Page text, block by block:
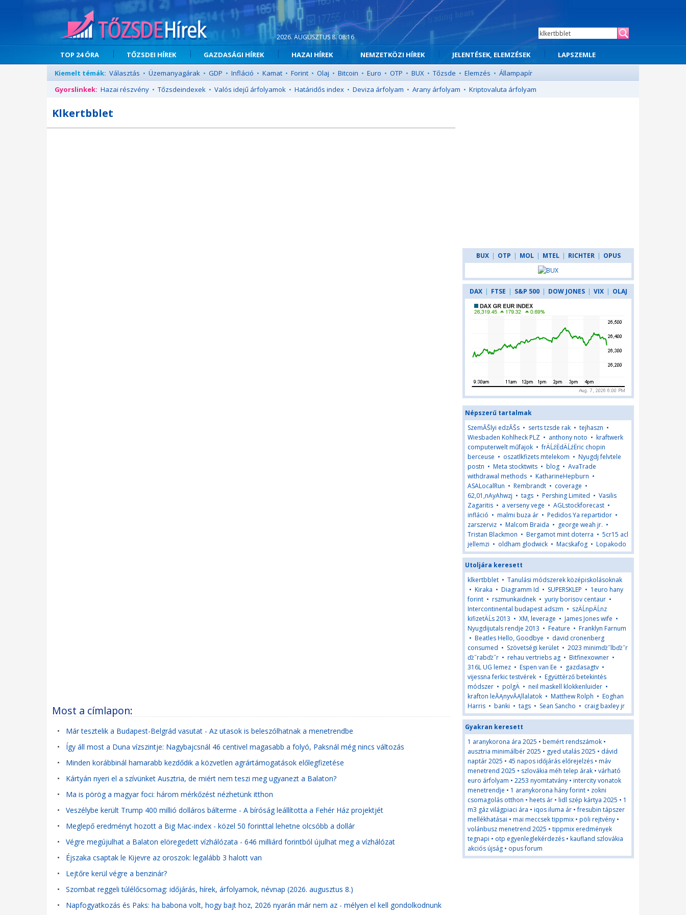
2026. AUGUSZTUS 8. 08:16
TOP 24 ÓRA TŐZSDEI HÍREK GAZDASÁGI HÍREK HAZAI HÍREK NEMZETKÖZI HÍREK JELENTÉSEK, ELEMZÉSEK
LAPSZEMLE
Kiemelt témák: Választás • Üzemanyagárak • GDP • Infláció • Kamat • Forint • Olaj • Bitcoin • Euro • OTP • BUX • Tőzsde • Elemzés • Állampapír
Gyorslinkek: Hazai részvény • Tőzsdeindexek • Valós idejű árfolyamok • Határidős index • Deviza árfolyam • Arany árfolyam • Kriptovaluta árfolyam
Klkertbblet
Most a címlapon:
• Már tesztelik a Budapest-Belgrád vasutat - Az utasok is beleszólhatnak a menetrendbe
• Így áll most a Duna vízszintje: Nagybajcsnál 46 centivel magasabb a folyó, Paksnál még nincs változás
• Minden korábbinál hamarabb kezdődik a közvetlen agrártámogatások előlegfizetése
• Kártyán nyeri el a szívünket Ausztria, de miért nem teszi meg ugyanezt a Balaton?
• Ma is pörög a magyar foci: három mérkőzést nézhetünk itthon
• Veszélybe került Trump 400 millió dolláros bálterme - A bíróság leállította a Fehér Ház projektjét
• Meglepő eredményt hozott a Big Mac-index - közel 50 forinttal lehetne olcsóbb a dollár
• Végre megújulhat a Balaton elöregedett vízhálózata - 646 milliárd forintból újulhat meg a vízhálózat
• Éjszaka csaptak le Kijevre az oroszok: legalább 3 halott van
• Lejtőre kerül végre a benzinár?
• Szombat reggeli túlélőcsomag: időjárás, hírek, árfolyamok, névnap (2026. augusztus 8.)
• Napfogyatkozás és Paks: ha babona volt, hogy bajt hoz, 2026 nyarán már nem az - mélyen el kell gondolkodnunk
BUX | OTP | MOL | MTEL | RICHTER | OPUS
DAX | FTSE | S&P 500 | DOW JONES | VIX | OLAJ
Népszerű tartalmak
SzemĂŠlyi edzĂŠs • serts tzsde rak • tejhaszn •
Wiesbaden Kohlheck PLZ • anthony noto • kraftwerk
computerwelt műfajok •frÄĹźËdÄĹźËric chopin
berceuse • oszatlkfizets mtelekom • Nyugdj felvtele
postn • Meta stocktwits • blog • AvaTrade
withdrawal methods • KatharineHepburn •
ASALocalRun • Rembrandt • coverage •
62,01,nAyAhwzj • tags • Pershing Limited • Vasilis
Zagaritis • a verseny vege • AGLstockforecast •
infláció • malmi buza ár • Pedidos Ya repartidor •
zarszerviz • Malcom Braida • george weah jr. •
Tristan Blackmon • Bergamot mint doterra • 5cr15 acl
jellemzi • oldham glodwick • Macskafog • Lopakodo
Utoljára keresett
klkertbblet • Tanulási módszerek középiskolásoknak
• Kiraka • Diagramm Id • SUPERSKLEP • 1euro hany
forint • rszmunkaidnek • yuriy borisov centaur •
Intercontinental budapest adszm • szÄĹnpÄĹnz
kifizetÄĹs 2013 • XM, leverage • James Jones wife •
Nyugdijutals rendje 2013 • Feature • Franklyn Farnum
• Beatles Hello, Goodbye • david cronenberg
consumed • Szövetségi kerület • 2023 minimďż˝lbďż˝r
ďż˝rabďż˝r • rehau vertriebs ag • Bitfinexowner •
316L UG lemez • Espen van Ee • gazdasagtv •
vijessna ferkic testvérek • Együttérző betekintés
módszer • polgÄ • neil maskell klokkenluider •
krafton leĂĄnyvĂĄllalatok • Matthew Rolph • Eoghan
Harris • banki • tags • Sean Sancho • craig baxley jr
Gyakran keresett
1 aranykorona ára 2025 • bemért rendszámok •
ausztria minimálbér 2025 • gyed utalás 2025 • dávid
naptár 2025 • 45 napos időjárás előrejelzés • máv
menetrend 2025 • szlovákia méh telep árak • várható
euro árfolyam • 2253 nyomtatvány • intercity vonatok
menetrendje • 1 aranykorona hány forint • zokni
csomagolás otthon • heets ár • lidl szép kártya 2025 • 1
m3 gáz világpiaci ára • iqos iluma ár •fresubin tápszer
mellékhatásai • mai meccsek tippmix • pöli rejtvény •
volánbusz menetrend 2025 • tippmix eredmények
tegnapi • otp egyenleglekérdezés • kaufland szlovákia
akciós újság • opus forum